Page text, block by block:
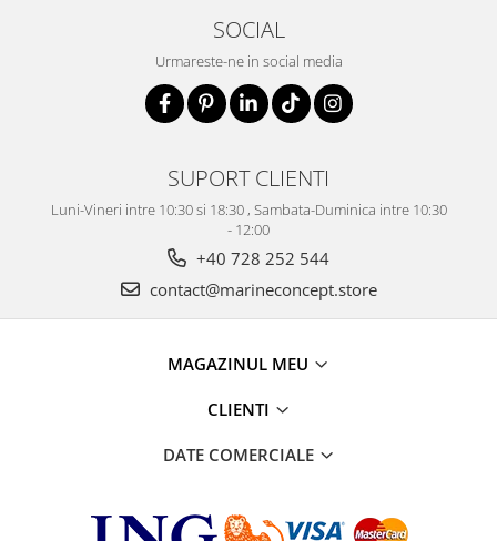
SOCIAL
Urmareste-ne in social media
SUPORT CLIENTI
Luni-Vineri intre 10:30 si 18:30 , Sambata-Duminica intre 10:30
- 12:00
+40 728 252 544
contact@marineconcept.store
MAGAZINUL MEU
CLIENTI
DATE COMERCIALE